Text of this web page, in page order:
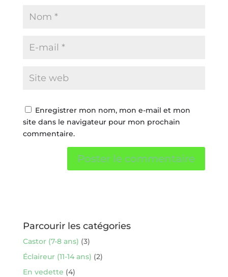
Enregistrer mon nom, mon e-mail et mon
site dans le navigateur pour mon prochain
commentaire.
Parcourir les catégories
Castor (7-8 ans) (3)
Éclaireur (11-14 ans) (2)
En vedette (4)